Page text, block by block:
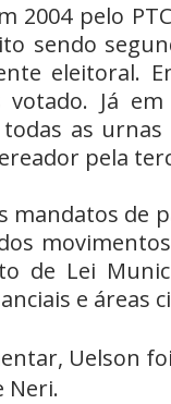
2004 pelo
sendo
eleitoral.
votado. Já
as
pela
mandatos de
de Lei
e áreas
Uelson
Neri.